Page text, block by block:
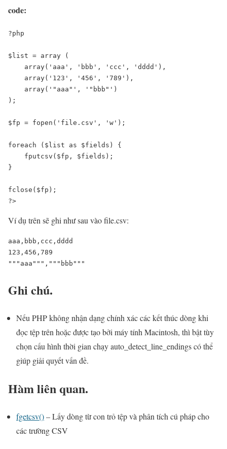
code:
?php
$list = array (
array('aaa', 'bbb', 'ccc', 'dddd'),
array('123', '456', '789'),
array('"aaa"', '"bbb"')
);
$fp = fopen('file.csv', 'w');
foreach ($list as $fields) {
fputcsv($fp, $fields);
}
fclose($fp);
?>
Ví dụ trên sẽ ghi như sau vào file.csv:
aaa,bbb,ccc,dddd
123,456,789
"""aaa""","""bbb"""
Ghi chú.
Nếu PHP không nhận dạng chính xác các kết thúc dòng khi
đọc tệp trên hoặc được tạo bởi máy tính Macintosh, thì bật tùy
chọn cấu hình thời gian chạy auto_detect_line_endings có thể
giúp giải quyết vấn đề.
Hàm liên quan.
fgetcsv()– Lấy dòng từ con trỏ tệp và phân tích cú pháp cho
các trường CSV